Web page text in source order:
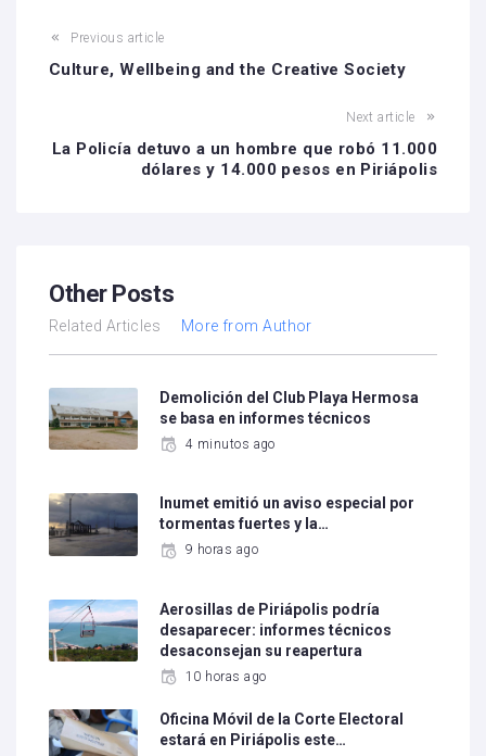
Previous article
Culture, Wellbeing and the Creative Society
Next article
La Policía detuvo a un hombre que robó 11.000
dólares y 14.000 pesos en Piriápolis
Other Posts
Related Articles More from Author
Demolición del Club Playa Hermosa
se basa en informes técnicos
4 minutos ago
Inumet emitió un aviso especial por
tormentas fuertes y la…
9 horas ago
Aerosillas de Piriápolis podría
desaparecer: informes técnicos
desaconsejan su reapertura
10 horas ago
Oficina Móvil de la Corte Electoral
estará en Piriápolis este…